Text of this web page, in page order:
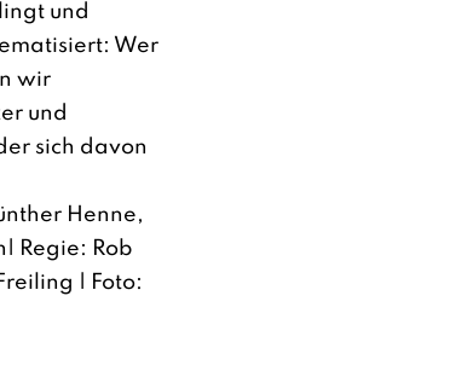
und
Wer
wir
und
sich davon
Henne,
Regie: Rob
| Foto: